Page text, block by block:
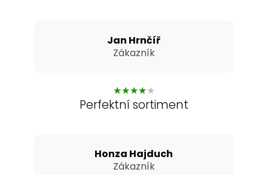
Jan Hrnčíř
Zákazník
★★★★★
Perfektní sortiment
Honza Hajduch
Zákazník